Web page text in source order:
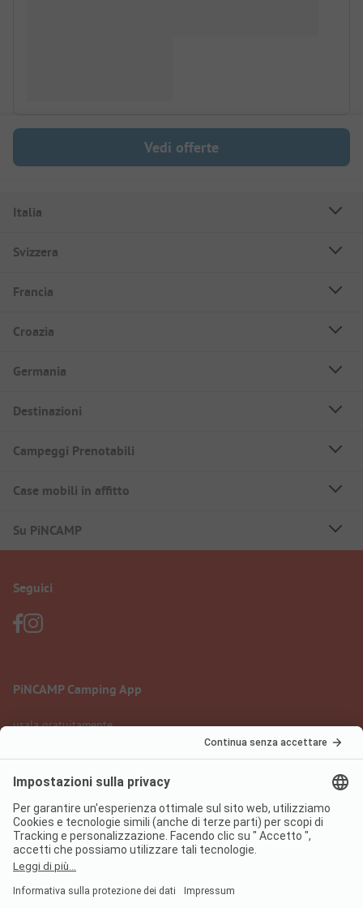
Vedi offerte
Italia
Svizzera
Francia
Croazia
Germania
Destinazioni
Campeggi Prenotabili
Case mobili in affitto
Su PiNCAMP
Seguici
PiNCAMP Camping App
usala gratuitamente
Informazione legale
Protezione dati
Condizioni d'uso
Regolamento sui servizi digitali